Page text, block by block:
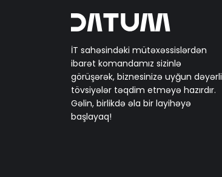
İT sahəsindəki mütəxəssislərdən
ibarət komandamız sizinlə
görüşərək, biznesinizə uyğun dəyərli
tövsiyələr təqdim etməyə hazırdır.
Gəlin, birlikdə əla bir layihəyə
başlayaq!